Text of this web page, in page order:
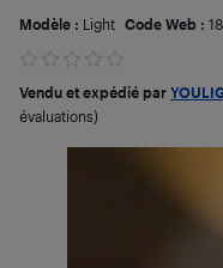
Modèle : Light Code Web :
Vendu et expédié par
évaluations)